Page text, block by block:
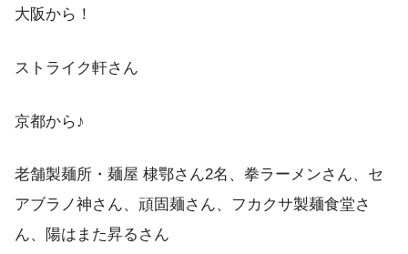
大阪から！
ストライク軒さん
京都から♪
老舗製麺所・麺屋 棣鄂さん2名、拳ラーメンさん、セ
アブラノ神さん、頑固麺さん、フカクサ製麺食堂さ
ん、陽はまた昇るさん